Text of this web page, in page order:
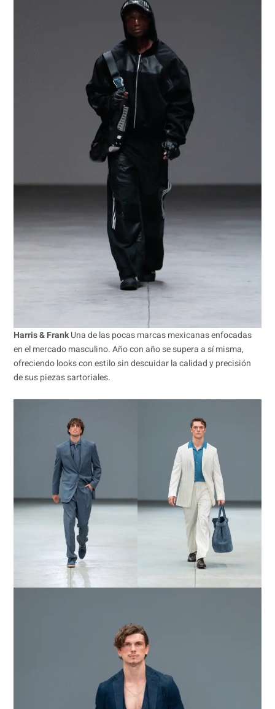
Harris & FrankUna de las pocas marcas mexicanas enfocadas
en el mercado masculino. Año con año se supera a sí misma,
ofreciendo looks con estilo sin descuidar la calidad y precisión
de sus piezas sartoriales.